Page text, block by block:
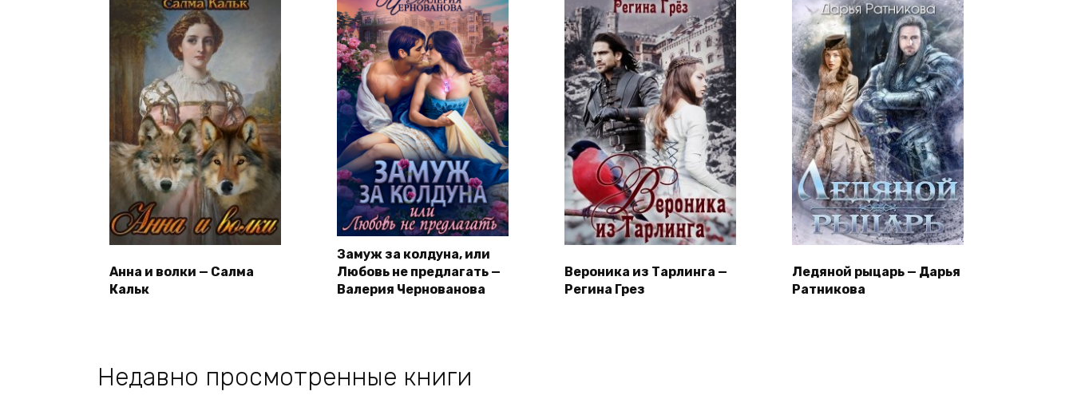
Анна и волки — Салма
Кальк
Замуж за колдуна, или
Любовь не предлагать —
Валерия Чернованова
Вероника из Тарлинга —
Регина Грез
Ледяной рыцарь — Дарья
Ратникова
Недавно просмотренные книги